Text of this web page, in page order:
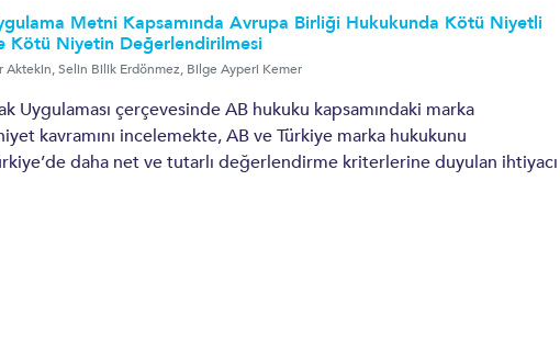
Metni Kapsamında Avrupa Birliği Hukukunda Kötü Niyetli
Kötü Niyetin Değerlendirilmesi
Aktekin,Selin Bilik Erdönmez, Bilge Ayperi Kemer
Uygulaması çerçevesinde AB hukuku kapsamındaki marka
kavramını incelemekte, AB ve Türkiye marka hukukunu
daha net ve tutarlı değerlendirme kriterlerine duyulan ihtiyacı